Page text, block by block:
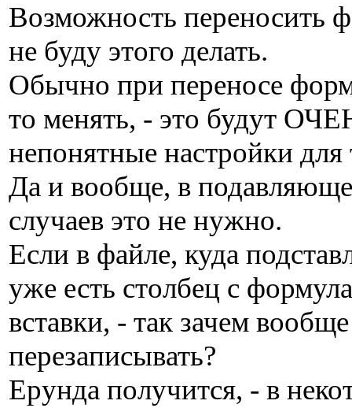
Возможность переносить
не буду этого делать.
Обычно при переносе
то менять, - это будут
непонятные настройки для
Да и вообще, в
случаев это не нужно.
Если в файле, куда
уже есть столбец с
вставки, - так зачем
перезаписывать?
Ерунда получится, - в